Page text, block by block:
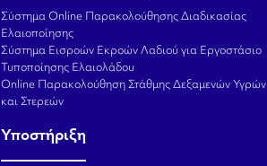
Σύστημα Online Παρακολούθησης Διαδικασίας
Ελαιοποίησης
Σύστημα Εισροών Εκροών Λαδιού για Εργοστάσιο
Τυποποίησης Ελαιολάδου
Online Παρακολούθηση Στάθμης Δεξαμενών Υγρών
και Στερεών
Υποστήριξη